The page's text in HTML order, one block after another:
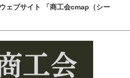
ェブサイト 「商工会cmap（シー